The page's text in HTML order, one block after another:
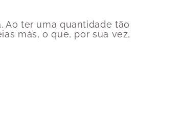
Ao ter uma quantidade tão
más, o que, por sua vez,